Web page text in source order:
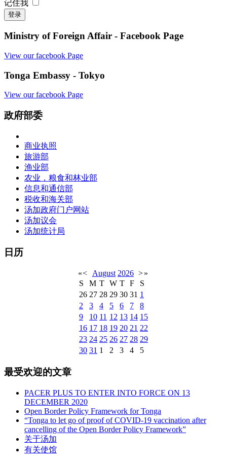
记住我
登录
Ministry of Foreign Affair - Facebook Page
View our facebook Page
Tonga Embassy - Tokyo
View our facebook Page
政府部委
商业执照
旅游部
渔业部
农业，粮食和林业部
信息和通信部
税收和海关部
汤加政府门户网站
汤加议会
汤加统计局
日历
«< August 2026 >»
S
M T W T F
S
26 27 28 29 30 31 1
2
3 4 5 6 7
8
9
10 11 12 13 14 15
16 17 18 19 20 21 22
23 24 25 26 27 28 29
30 31 1 2 3 4 5
最受欢迎的文章
PACER PLUS TO ENTER INTO FORCE ON 13
DECEMBER 2020
Open Border Policy Framework for Tonga
“Tonga to let go of proof of COVID-19 vaccination after
cancelling of the Open Border Policy Framework”
关于汤加
有关使馆